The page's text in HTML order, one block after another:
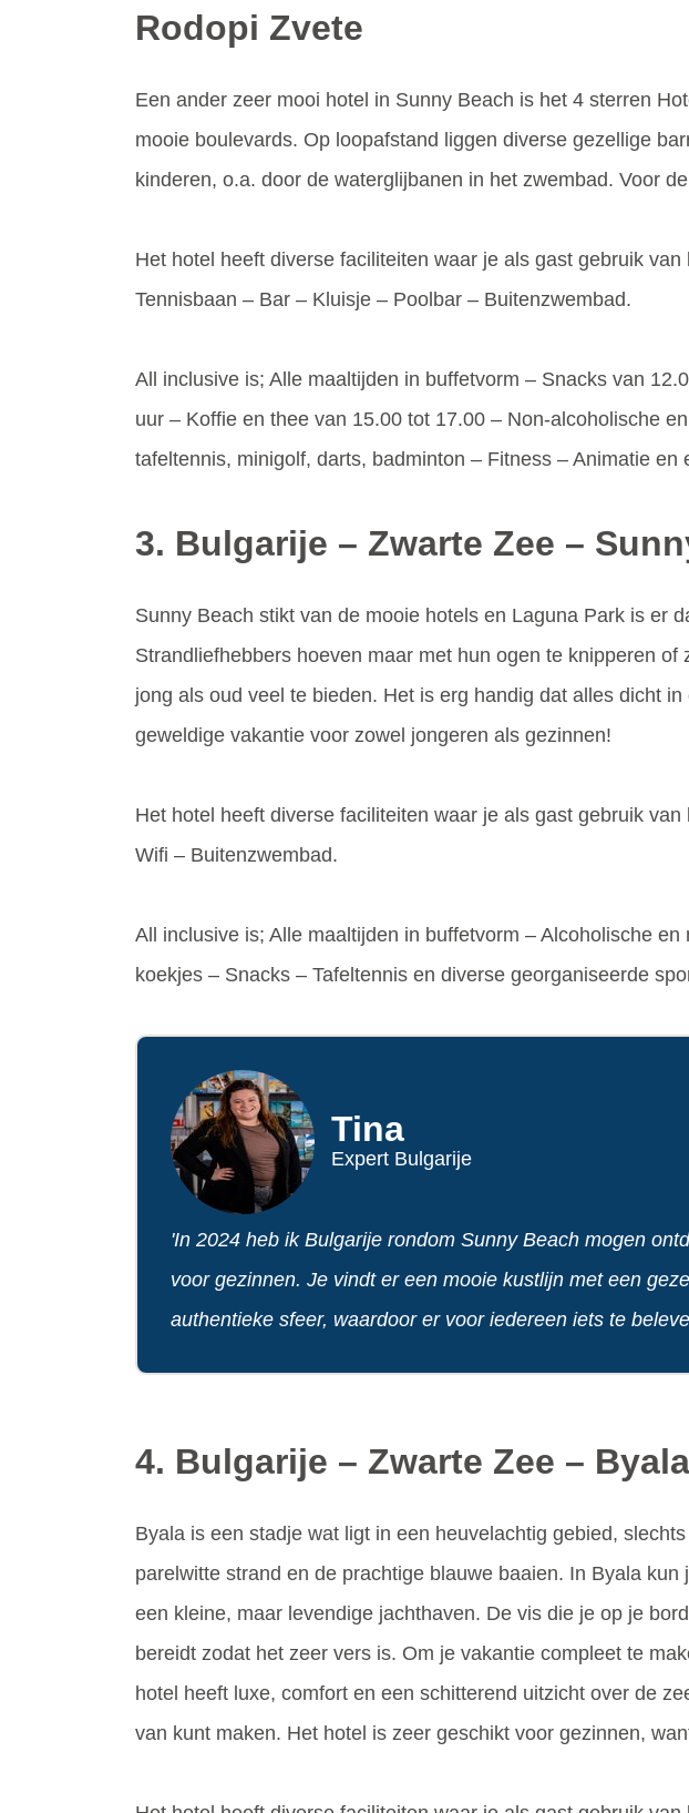
Rodopi Zvete
Een ander zeer mooi hotel in Sunny Beach is het 4 sterren
mooie boulevards. Op loopafstand liggen diverse gezellige
kinderen, o.a. door de waterglijbanen in het zwembad. Voor
Het hotel heeft diverse faciliteiten waar je als gast gebruik
Tennisbaan – Bar – Kluisje – Poolbar – Buitenzwembad.
All inclusive is; Alle maaltijden in buffetvorm – Snacks van
uur – Koffie en thee van 15.00 tot 17.00 – Non-alcoholische
tafeltennis, minigolf, darts, badminton – Fitness – Animatie
3. Bulgarije – Zwarte Zee –
Sunny Beach stikt van de mooie hotels en Laguna Park is er
Strandliefhebbers hoeven maar met hun ogen te knipperen
jong als oud veel te bieden. Het is erg handig dat alles dicht
geweldige vakantie voor zowel jongeren als gezinnen!
Het hotel heeft diverse faciliteiten waar je als gast gebruik
Wifi – Buitenzwembad.
All inclusive is; Alle maaltijden in buffetvorm – Alcoholische
koekjes – Snacks – Tafeltennis en diverse georganiseerde
Tina
Expert Bulgarije
'In 2024 heb ik Bulgarije rondom Sunny Beach mogen
voor gezinnen. Je vindt er een mooie kustlijn met een
authentieke sfeer, waardoor er voor iedereen iets te
4. Bulgarije – Zwarte Zee –
Byala is een stadje wat ligt in een heuvelachtig gebied,
parelwitte strand en de prachtige blauwe baaien. In Byala
een kleine, maar levendige jachthaven. De vis die je op je
bereidt zodat het zeer vers is. Om je vakantie compleet te
hotel heeft luxe, comfort en een schitterend uitzicht over de
van kunt maken. Het hotel is zeer geschikt voor gezinnen,